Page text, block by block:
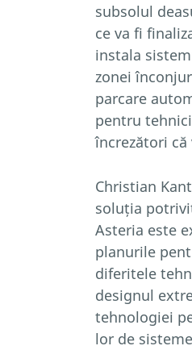
subsolul
ce va fi
instala
zonei
parcare
pentru
încrezători
Christian
soluția
Asteria este
planurile
diferitele
designul
tehnologiei
lor de